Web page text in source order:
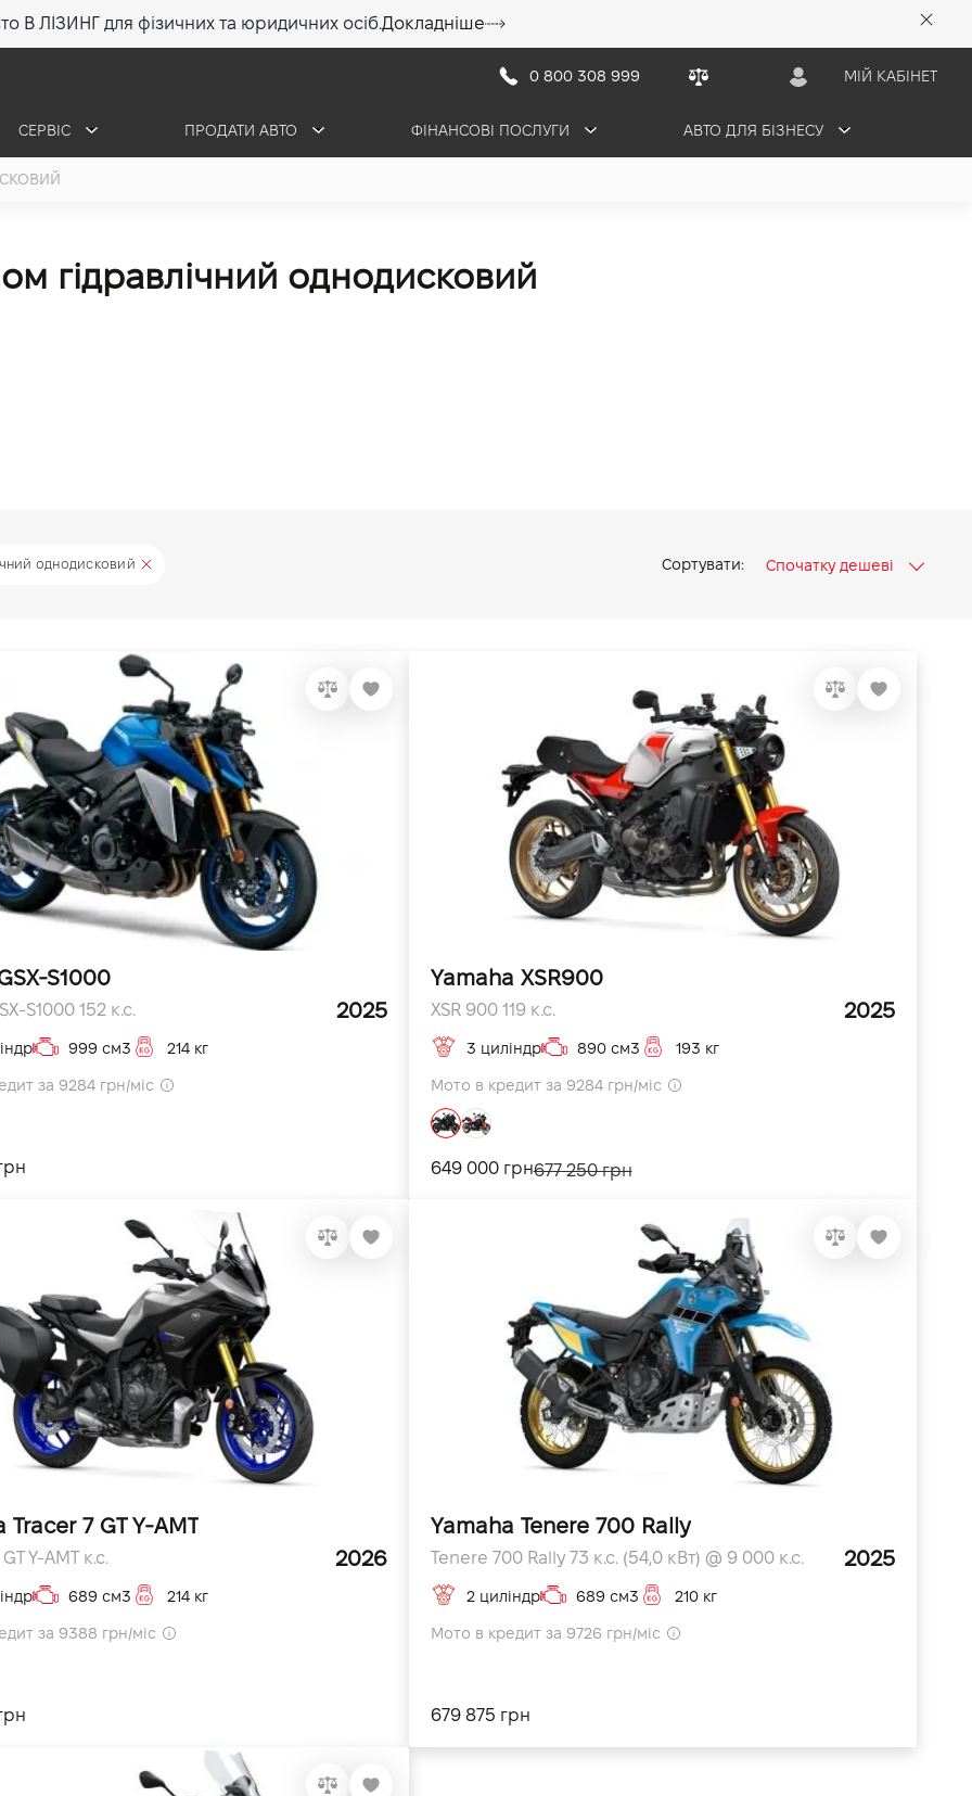
В ЛІЗИНГ для фізичних та юридичних осіб.Докладніше
0 800 308 999 МІЙ КАБІНЕТ
СЕРВІС ПРОДАТИ АВТО ФІНАНСОВІ ПОСЛУГИ АВТО ДЛЯ БІЗНЕСУ
гідравлічний однодисковий
однодисковий Сортувати: Спочатку дешеві
S1000
S1000 152 к.с. 2025
999 см3 214 кг
за 9284 грн/міс
Yamaha XSR900
XSR 900 119 к.с. 2025
3 циліндр 890 см3 193 кг
Мото в кредит за 9284 грн/міс
649 000 грн677 250 грн
Tracer 7 GT Y-AMT
Y-AMT к.с. 2026
689 см3 214 кг
за 9388 грн/міс
Yamaha Tenere 700 Rally
Tenere 700 Rally 73 к.с. (54,0 кВт) @ 9 000 к.с. 2025
2 циліндр 689 см3 210 кг
Мото в кредит за 9726 грн/міс
679 875 грн